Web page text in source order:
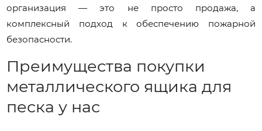
организация — это не просто продажа, а
комплексный подход к обеспечению пожарной
безопасности.
Преимущества покупки
металлического ящика для
песка у нас